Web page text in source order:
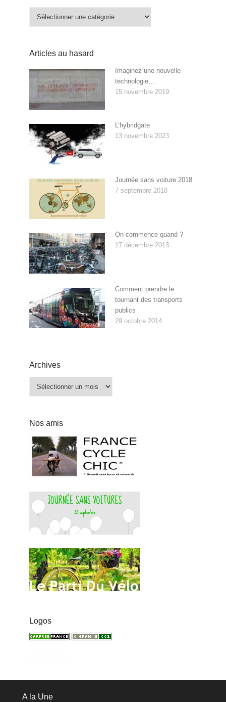
Articles au hasard
Imaginez une nouvelle
technologie…
15 novembre 2019
L’hybridgate
13 novembre 2023
Journée sans voiture 2018
7 septembre 2018
On commence quand ?
17 décembre 2013
Comment prendre le
tournant des transports
publics
29 octobre 2014
Archives
Nos amis
Logos
A la Une